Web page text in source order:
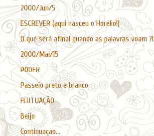
2000/Jun/5
ESCREVER (aqui nasceu o Horélio!)
O que será afinal quando as palavras voam ?!
2000/Mai/15
PODER
Passeio preto e branco
FLUTUAÇÃO
Beijo
Continuaçao...